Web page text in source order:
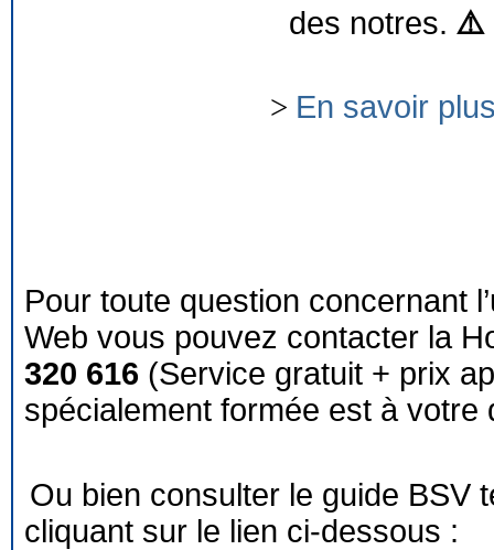
des notres. ⚠️
> En savoir
Pour toute question concernant
Web vous pouvez contacter la
320 616 (Service gratuit + prix
spécialement formée est à votre
Ou bien consulter le guide BSV
cliquant sur le lien ci-dessous :